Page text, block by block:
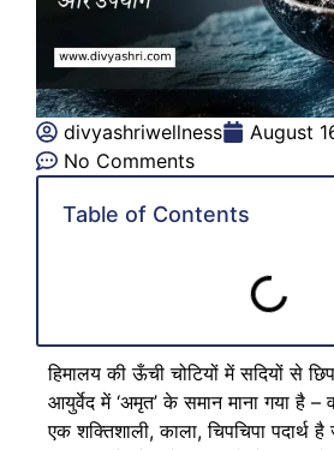
divyashriwellness August
No Comments
Table of Contents
हिमालय की ऊँची चोटियों में सदियों से
आयुर्वेद में ‘अमृत’ के समान माना गया है –
एक शक्तिशाली, काला, चिपचिपा पदार्थ